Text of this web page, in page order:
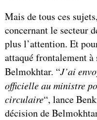
Mais de tous ces
concernant le secteur
plus l’attention. Et
attaqué frontalement
Belmokhtar. “J’ai
officielle au ministre
circulaire“, lance
décision de